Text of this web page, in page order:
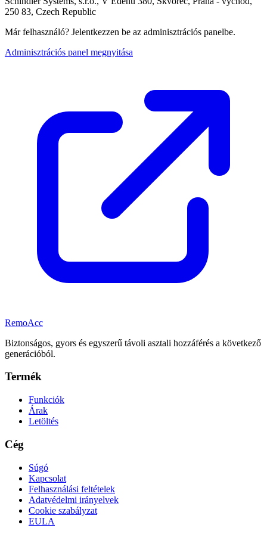
250 83, Czech Republic
Már felhasználó? Jelentkezzen be az adminisztrációs panelbe.
Adminisztrációs panel megnyitása
RemoAcc
Biztonságos, gyors és egyszerű távoli asztali hozzáférés a következő
generációból.
Termék
Funkciók
Árak
Letöltés
Cég
Súgó
Kapcsolat
Felhasználási feltételek
Adatvédelmi irányelvek
Cookie szabályzat
EULA